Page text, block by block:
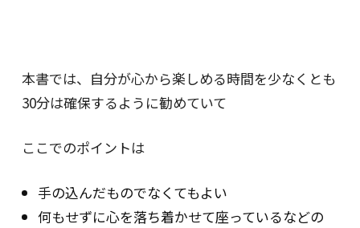
本書では、自分が心から楽しめる時間を少なくとも
30分は確保するように勧めていて
ここでのポイントは
手の込んだものでなくてもよい
何もせずに心を落ち着かせて座っているなどの